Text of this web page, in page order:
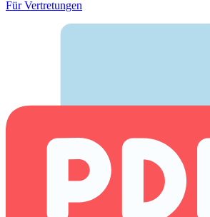
Für Vertretungen